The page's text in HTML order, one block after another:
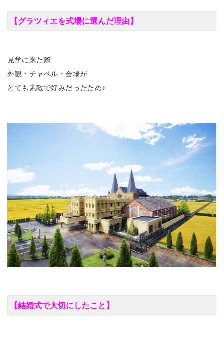
【グラツィエを式場に選んだ理由】
見学に来た際
外観・チャペル・会場が
とても素敵で好みだったため♪
【結婚式で大切にしたこと】